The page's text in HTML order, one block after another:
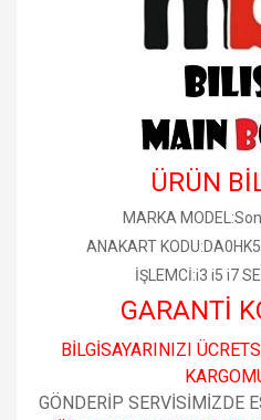
ÜRÜN
MARKA
ANAKART
İŞLEMCİ:i3 i5 i7
GARANTİ
BİLGİSAYARINIZI
GÖNDERİP SERVİSİMİZDE